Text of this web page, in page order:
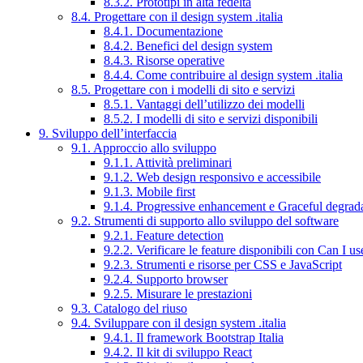
8.4. Progettare con il design system .italia
8.4.1. Documentazione
8.4.2. Benefici del design system
8.4.3. Risorse operative
8.4.4. Come contribuire al design system .italia
8.5. Progettare con i modelli di sito e servizi
8.5.1. Vantaggi dell’utilizzo dei modelli
8.5.2. I modelli di sito e servizi disponibili
9. Sviluppo dell’interfaccia
9.1. Approccio allo sviluppo
9.1.1. Attività preliminari
9.1.2. Web design responsivo e accessibile
9.1.3. Mobile first
9.1.4. Progressive enhancement e Graceful
9.2. Strumenti di supporto allo sviluppo del software
9.2.1. Feature detection
9.2.2. Verificare le feature disponibili con Can I
9.2.3. Strumenti e risorse per CSS e JavaScript
9.2.4. Supporto browser
9.2.5. Misurare le prestazioni
9.3. Catalogo del riuso
9.4. Sviluppare con il design system .italia
9.4.1. Il framework Bootstrap Italia
9.4.2. Il kit di sviluppo React